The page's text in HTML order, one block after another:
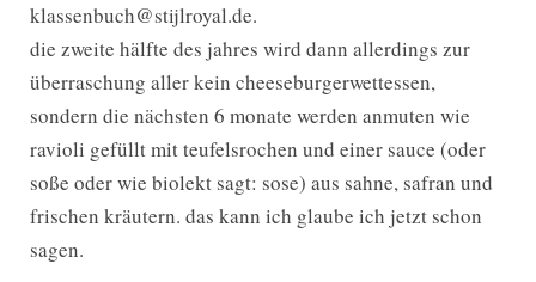
klassenbuch@stijlroyal.de.
die zweite hälfte des jahres wird dann allerdings zur
überraschung aller kein cheeseburgerwettessen,
sondern die nächsten 6 monate werden anmuten wie
ravioli gefüllt mit teufelsrochen und einer sauce (oder
soße oder wie biolekt sagt: sose) aus sahne, safran und
frischen kräutern. das kann ich glaube ich jetzt schon
sagen.